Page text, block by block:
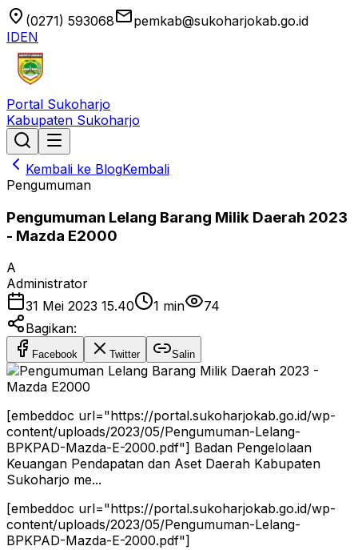
location_on (0271) 593068emailpemkab@sukoharjokab.go.id
IDEN
Portal Sukoharjo
Kabupaten Sukoharjo
Kembali ke BlogKembali
Pengumuman
Pengumuman Lelang Barang Milik Daerah 2023
- Mazda E2000
A
Administrator
31 Mei 2023 15.40
1 min
74
Bagikan:
Facebook Twitter Salin
[embeddoc url="https://portal.sukoharjokab.go.id/wp-
content/uploads/2023/05/Pengumuman-Lelang-
BPKPAD-Mazda-E-2000.pdf"] Badan Pengelolaan
Keuangan Pendapatan dan Aset Daerah Kabupaten
Sukoharjo me...
[embeddoc url="https://portal.sukoharjokab.go.id/wp-
content/uploads/2023/05/Pengumuman-Lelang-
BPKPAD-Mazda-E-2000.pdf"]